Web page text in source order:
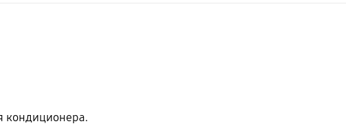
кондиционера.